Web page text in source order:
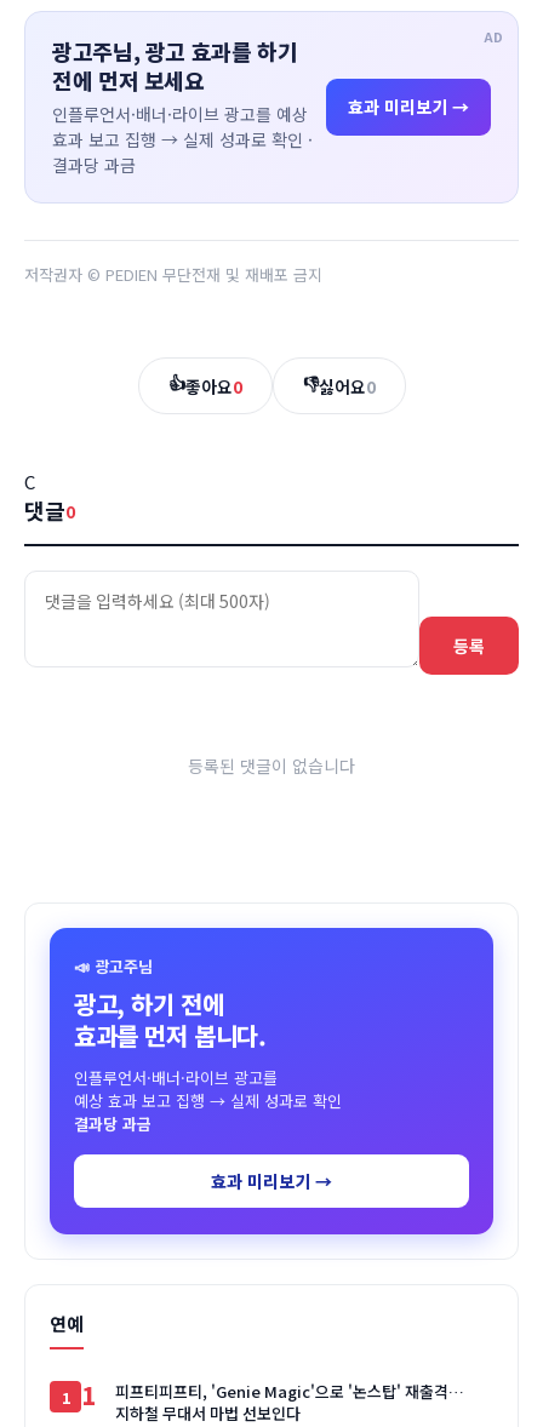
AD
광고주님, 광고 효과를 하기
전에 먼저 보세요
인플루언서·배너·라이브 광고를 예상
효과 보고 집행 → 실제 성과로 확인 ·
결과당 과금
효과 미리보기 →
저작권자 © PEDIEN 무단전재 및 재배포 금지
👍좋아요0 👎싫어요0
C
댓글0
등록
등록된 댓글이 없습니다
📣 광고주님
광고, 하기 전에
효과를 먼저 봅니다.
인플루언서·배너·라이브 광고를
예상 효과 보고 집행 → 실제 성과로 확인
결과당 과금
효과 미리보기 →
연예
1
피프티피프티, 'Genie Magic'으로 '논스탑' 재출격…
지하철 무대서 마법 선보인다